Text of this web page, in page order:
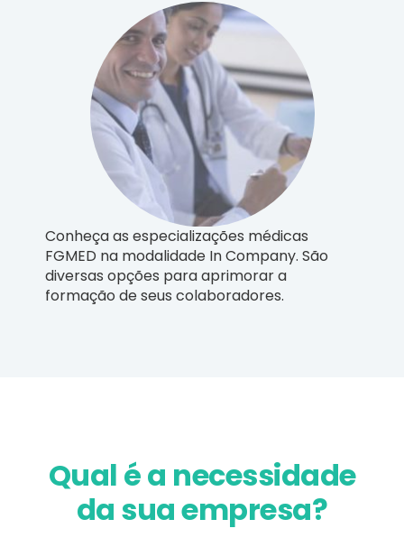
Conheça as especializações médicas
FGMED na modalidade In Company. São
diversas opções para aprimorar a
formação de seus colaboradores.
Qual é a necessidade
da sua empresa?